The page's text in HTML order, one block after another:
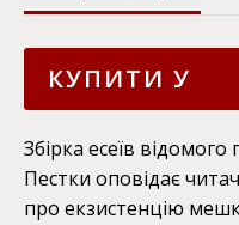
КУПИТИ У
Додатку
Додатку
Збірка есеїв
Пестки оповідає
про екзистенцію